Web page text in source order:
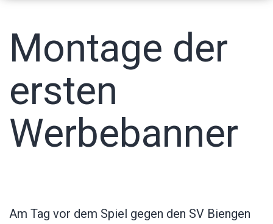
Montage der
ersten
Werbebanner
Am Tag vor dem Spiel gegen den SV Biengen